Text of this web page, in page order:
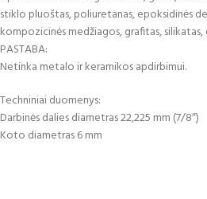
stiklo pluoštas, poliuretanas, epoksidinės
kompozicinės medžiagos, grafitas, silikatas,
PASTABA:
Netinka metalo ir keramikos apdirbimui.
Techniniai duomenys:
Darbinės dalies diametras 22,225 mm (7/8″)
Koto diametras 6 mm